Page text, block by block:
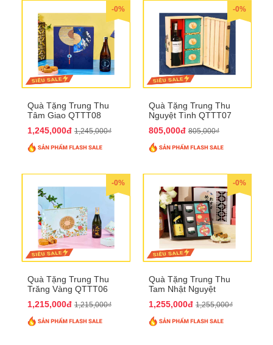
-0%
Quà Tặng Trung Thu
Tâm Giao QTTT08
1,245,000đ 1,245,000₫
-0%
Quà Tặng Trung Thu
Nguyệt Tình QTTT07
805,000đ 805,000₫
-0%
Quà Tặng Trung Thu
Trăng Vàng QTTT06
1,215,000đ 1,215,000₫
-0%
Quà Tặng Trung Thu
Tam Nhật Nguyệt
1,255,000đ 1,255,000₫